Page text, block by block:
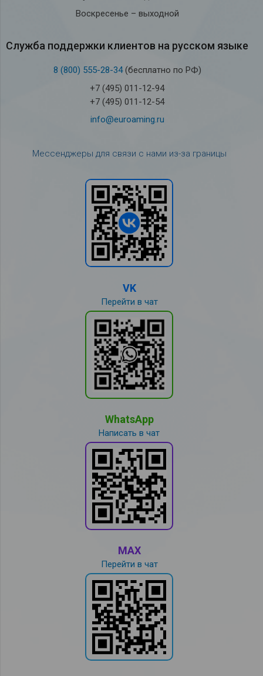
Воскресенье – выходной
Служба под­держки кли­ен­тов на рус­ском языке
8 (800) 555-28-34(бесплатно по РФ)
+7 (495) 011-12-94
+7 (495) 011-12-54
info@euroaming.ru
Мессенджеры для связи с нами из-за границы
VK
Перейти в чат
WhatsApp
Написать в чат
MAX
Перейти в чат